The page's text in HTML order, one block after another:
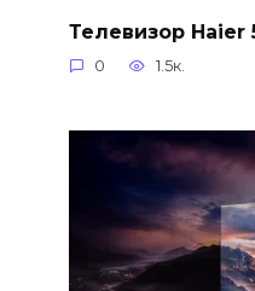
Телевизор Haier
0 1.5к.